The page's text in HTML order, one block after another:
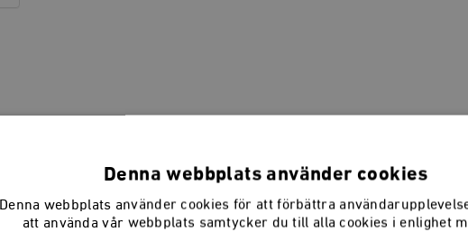
Denna webbplats använder cookies
Denna webbplats använder cookies för att förbättra
att använda vår webbplats samtycker du till alla cookies i enlighet